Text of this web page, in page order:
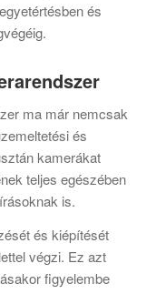
és
ma már nemcsak
és
kamerákat
teljes egészében
is.
és kiépítését
végzi. Ez azt
figyelembe